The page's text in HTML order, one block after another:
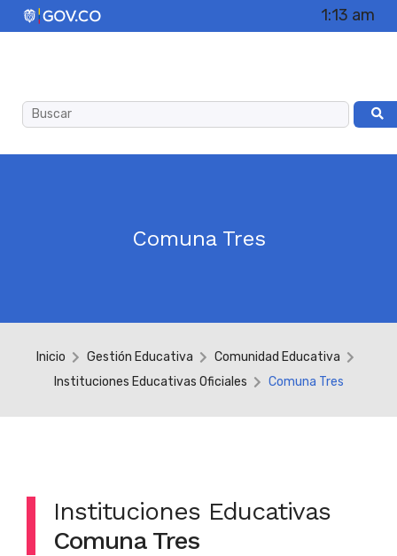
1:13 am
Comuna Tres
Inicio Gestión Educativa
Comunidad Educativa
Instituciones Educativas Oficiales
Comuna Tres
Instituciones Educativas
Comuna Tres